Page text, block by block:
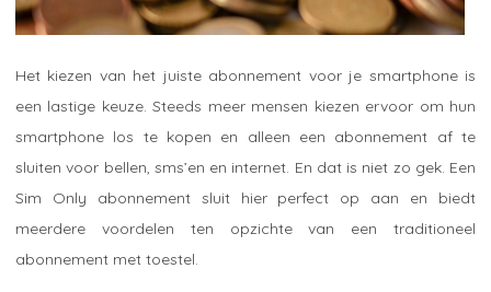
Het kiezen van het juiste abonnement voor je smartphone is
een lastige keuze. Steeds meer mensen kiezen ervoor om hun
smartphone los te kopen en alleen een abonnement af te
sluiten voor bellen, sms’en en internet. En dat is niet zo gek. Een
Sim Only abonnement sluit hier perfect op aan en biedt
meerdere voordelen ten opzichte van een traditioneel
abonnement met toestel.